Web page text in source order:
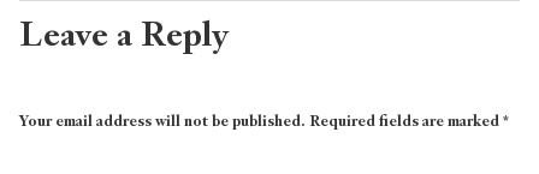
Leave a Reply
Your email address will not be published.Required fields are marked*